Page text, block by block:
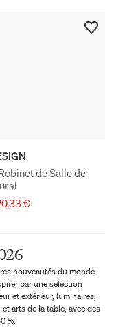
de Salle de
€
nouveautés du monde
par une sélection
et extérieur, luminaires,
arts de la table, avec des
%.